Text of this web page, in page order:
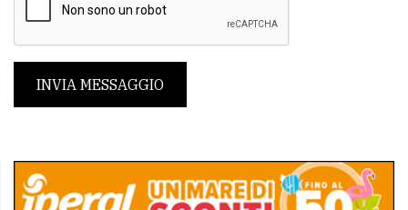
INVIA MESSAGGIO